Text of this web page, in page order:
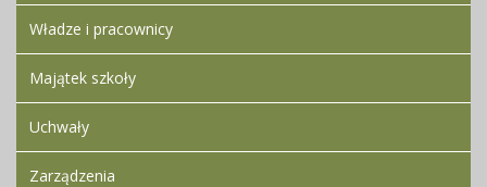
Władze i pracownicy
Majątek szkoły
Uchwały
Zarządzenia